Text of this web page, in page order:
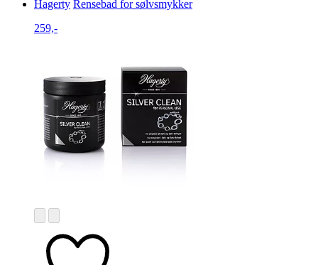
Hagerty Rensebad for sølvsmykker
259,-